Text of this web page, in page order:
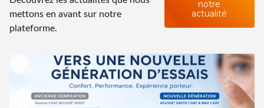
mettons en avant sur notre
plateforme.
notre
actualité